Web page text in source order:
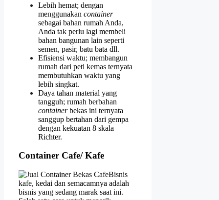
Lebih hemat; dengan
menggunakan container
sebagai bahan rumah Anda,
Anda tak perlu lagi membeli
bahan bangunan lain seperti
semen, pasir, batu bata dll.
Efisiensi waktu; membangun
rumah dari peti kemas ternyata
membutuhkan waktu yang
lebih singkat.
Daya tahan material yang
tangguh; rumah berbahan
containerbekas ini ternyata
sanggup bertahan dari gempa
dengan kekuatan 8 skala
Richter.
Container Cafe/ Kafe
Bisnis
kafe, kedai dan semacamnya adalah
bisnis yang sedang marak saat ini.